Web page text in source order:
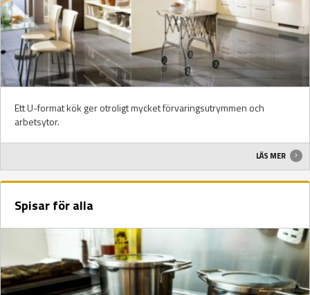
Ett U-format kök ger otroligt mycket förvaringsutrymmen och
arbetsytor.
LÄS MER
Spisar för alla